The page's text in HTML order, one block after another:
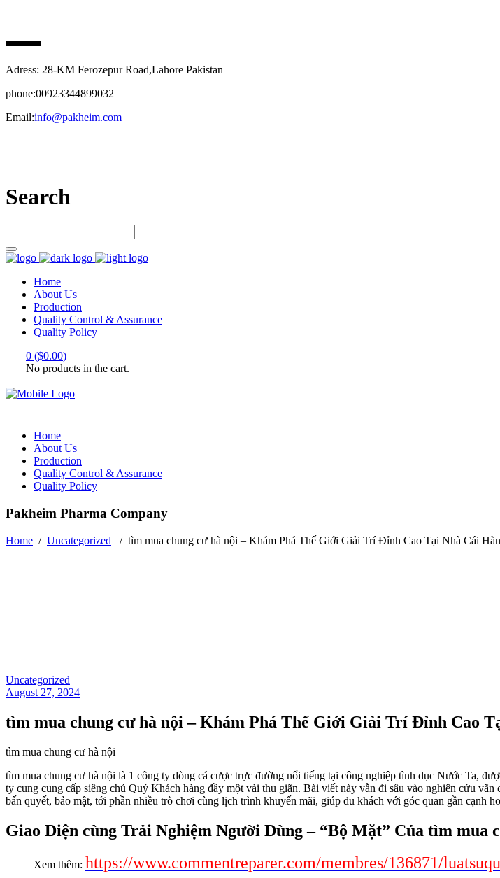
Adress: 28-KM Ferozepur Road,Lahore Pakistan
phone:00923344899032
Email:info@pakheim.com
Search
Home
About Us
Production
Quality Control & Assurance
Quality Policy
0 ($0.00)
No products in the cart.
Home
About Us
Production
Quality Control & Assurance
Quality Policy
Pakheim Pharma Company
Home / Uncategorized / tìm mua chung cư hà nội – Khám Phá Thế Giới Giải Trí Đỉnh Cao Tại Nhà Cái
Uncategorized
August 27, 2024
tìm mua chung cư hà nội – Khám Phá Thế Giới Giải Trí Đỉnh Cao
tìm mua chung cư hà nội
tìm mua chung cư hà nội là 1 công ty dòng cá cược trực đường nổi tiếng tại công nghiệp tình dục Nước Ta,
ty cung cung cấp siêng chú Quý Khách hàng đầy một vài thu giãn. Bài viết này vẫn đi sâu vào nghiên cứu
bấn quyết, bảo mật, tới phần nhiều trò chơi cùng lịch trình khuyến mãi, giúp du khách với góc quan gần cạnh
Giao Diện cùng Trải Nghiệm Người Dùng – “Bộ Mặt” Của tìm mua
Xem thêm: https://www.commentreparer.com/membres/136871/